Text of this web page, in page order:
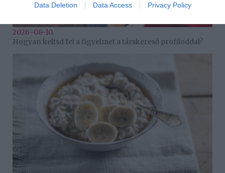
Data Deletion Data Access Privacy Policy
2026-08-10.
Hogyan keltsd fel a figyelmet a társkereső profiloddal?